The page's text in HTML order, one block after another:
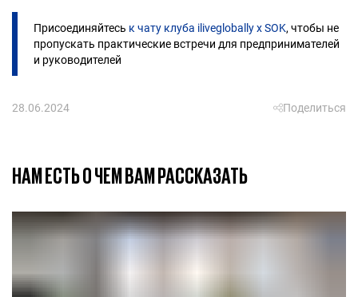
Присоединяйтесь к чату клуба iliveglobally x SOK, чтобы не
пропускать практические встречи для предпринимателей
и руководителей
28.06.2024 Поделиться
НАМ ЕСТЬ О ЧЕМ ВАМ РАССКАЗАТЬ